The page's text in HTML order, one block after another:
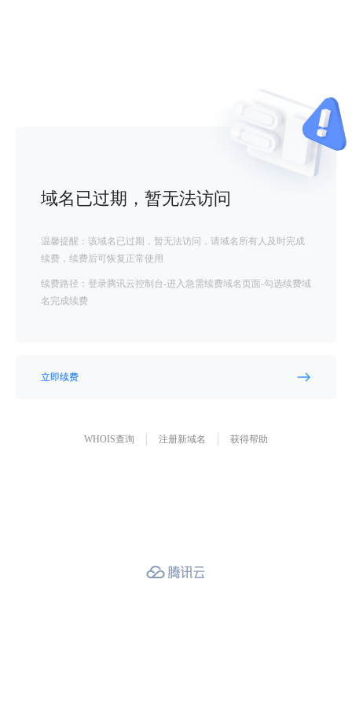
域名已过期，暂无法访问
温馨提醒：该域名已过期，暂无法访问，请域名所有人及时完成
续费，续费后可恢复正常使用
续费路径：登录腾讯云控制台-进入急需续费域名页面-勾选续费域
名完成续费
立即续费
WHOIS查询 注册新域名 获得帮助